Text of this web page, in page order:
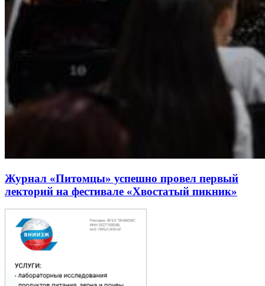
Журнал «Питомцы» успешно провел первый
лекторий на фестивале «Хвостатый пикник»